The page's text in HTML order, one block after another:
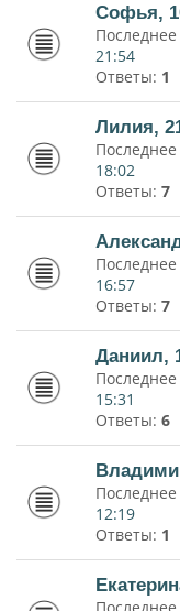
Софья,
21:54
Ответы: 1
Лилия,
18:02
Ответы: 7
16:57
Ответы: 7
Даниил,
15:31
Ответы: 6
12:19
Ответы: 1